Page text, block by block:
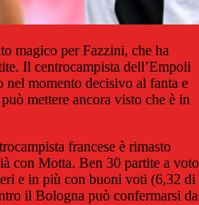
magico per Fazzini, che ha
Il centrocampista dell’Empoli
momento decisivo al fanta e
mettere ancora visto che è in
francese è rimasto
con Motta. Ben 30 partite a voto
e in più con buoni voti (6,32 di
il Bologna può confermarsi da